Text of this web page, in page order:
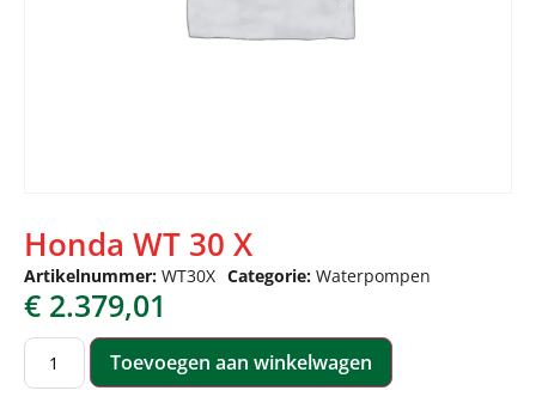
Honda WT 30 X
Artikelnummer: WT30X Categorie: Waterpompen
€ 2.379,01
Toevoegen aan winkelwagen